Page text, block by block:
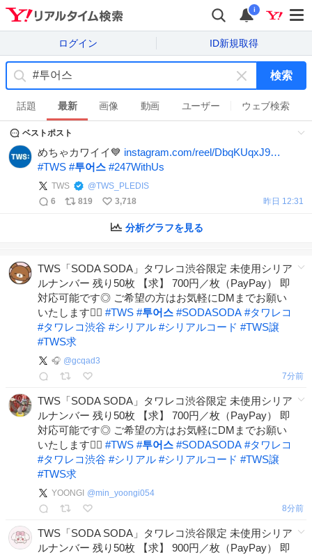
i
ログイン ID新規取得
キ
ー
ワ
ド
検索
話題 最新 画像 動画 ユーザー ウェブ検索
ベストポスト
めちゃカワイイ💙 instagram.com/reel/DbqKUqxJ9…
#TWS #투어스 #247WithUs
TWS @TWS_PLEDIS
6
819 3,718 昨日 12:31
分析グラフを見る
TWS「SODA SODA」タワレコ渋谷限定 未使用シリア
ルナンバー 残り50枚 【求】 700円／枚（PayPay） 即
対応可能です◎ ご希望の方はお気軽にDMまでお願い
いたします🙇‍♂️ #TWS #투어스 #SODASODA #タワレコ
#タワレコ渋谷 #シリアル #シリアルコード #TWS譲
#TWS求
🎧 @gcqad3
7分前
TWS「SODA SODA」タワレコ渋谷限定 未使用シリア
ルナンバー 残り50枚 【求】 700円／枚（PayPay） 即
対応可能です◎ ご希望の方はお気軽にDMまでお願い
いたします🙇‍♂️ #TWS #투어스 #SODASODA #タワレコ
#タワレコ渋谷 #シリアル #シリアルコード #TWS譲
#TWS求
YOONGI @min_yoongi054
8分前
TWS「SODA SODA」タワレコ渋谷限定 未使用シリア
ルナンバー 残り50枚 【求】 900円／枚（PayPay） 即